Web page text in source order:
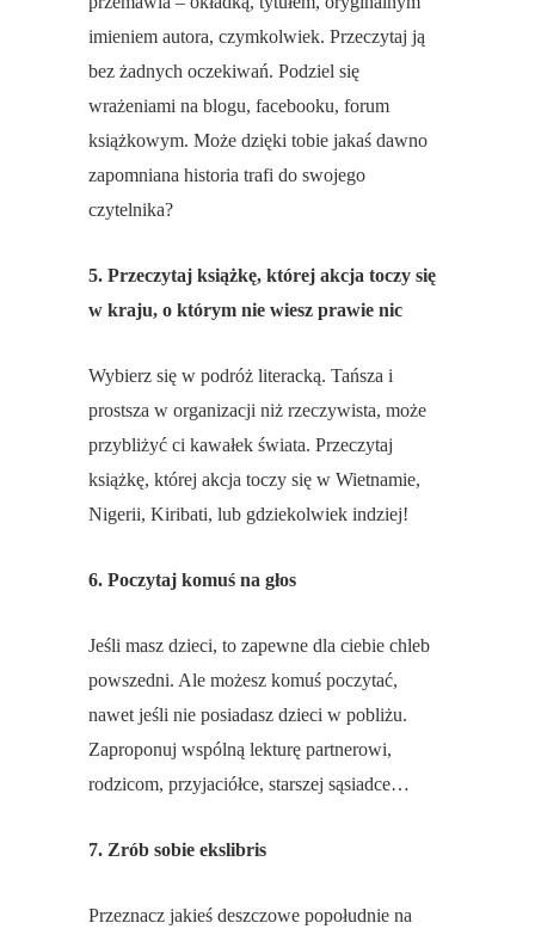
imieniem autora, czymkolwiek. Przeczytaj ją
bez żadnych oczekiwań. Podziel się
wrażeniami na blogu, facebooku, forum
książkowym. Może dzięki tobie jakaś dawno
zapomniana historia trafi do swojego
czytelnika?
5. Przeczytaj książkę, której akcja toczy się
w kraju, o którym nie wiesz prawie nic
Wybierz się w podróż literacką. Tańsza i
prostsza w organizacji niż rzeczywista, może
przybliżyć ci kawałek świata. Przeczytaj
książkę, której akcja toczy się w Wietnamie,
Nigerii, Kiribati, lub gdziekolwiek indziej!
6. Poczytaj komuś na głos
Jeśli masz dzieci, to zapewne dla ciebie chleb
powszedni. Ale możesz komuś poczytać,
nawet jeśli nie posiadasz dzieci w pobliżu.
Zaproponuj wspólną lekturę partnerowi,
rodzicom, przyjaciółce, starszej sąsiadce…
7. Zrób sobie ekslibris
Przeznacz jakieś deszczowe popołudnie na